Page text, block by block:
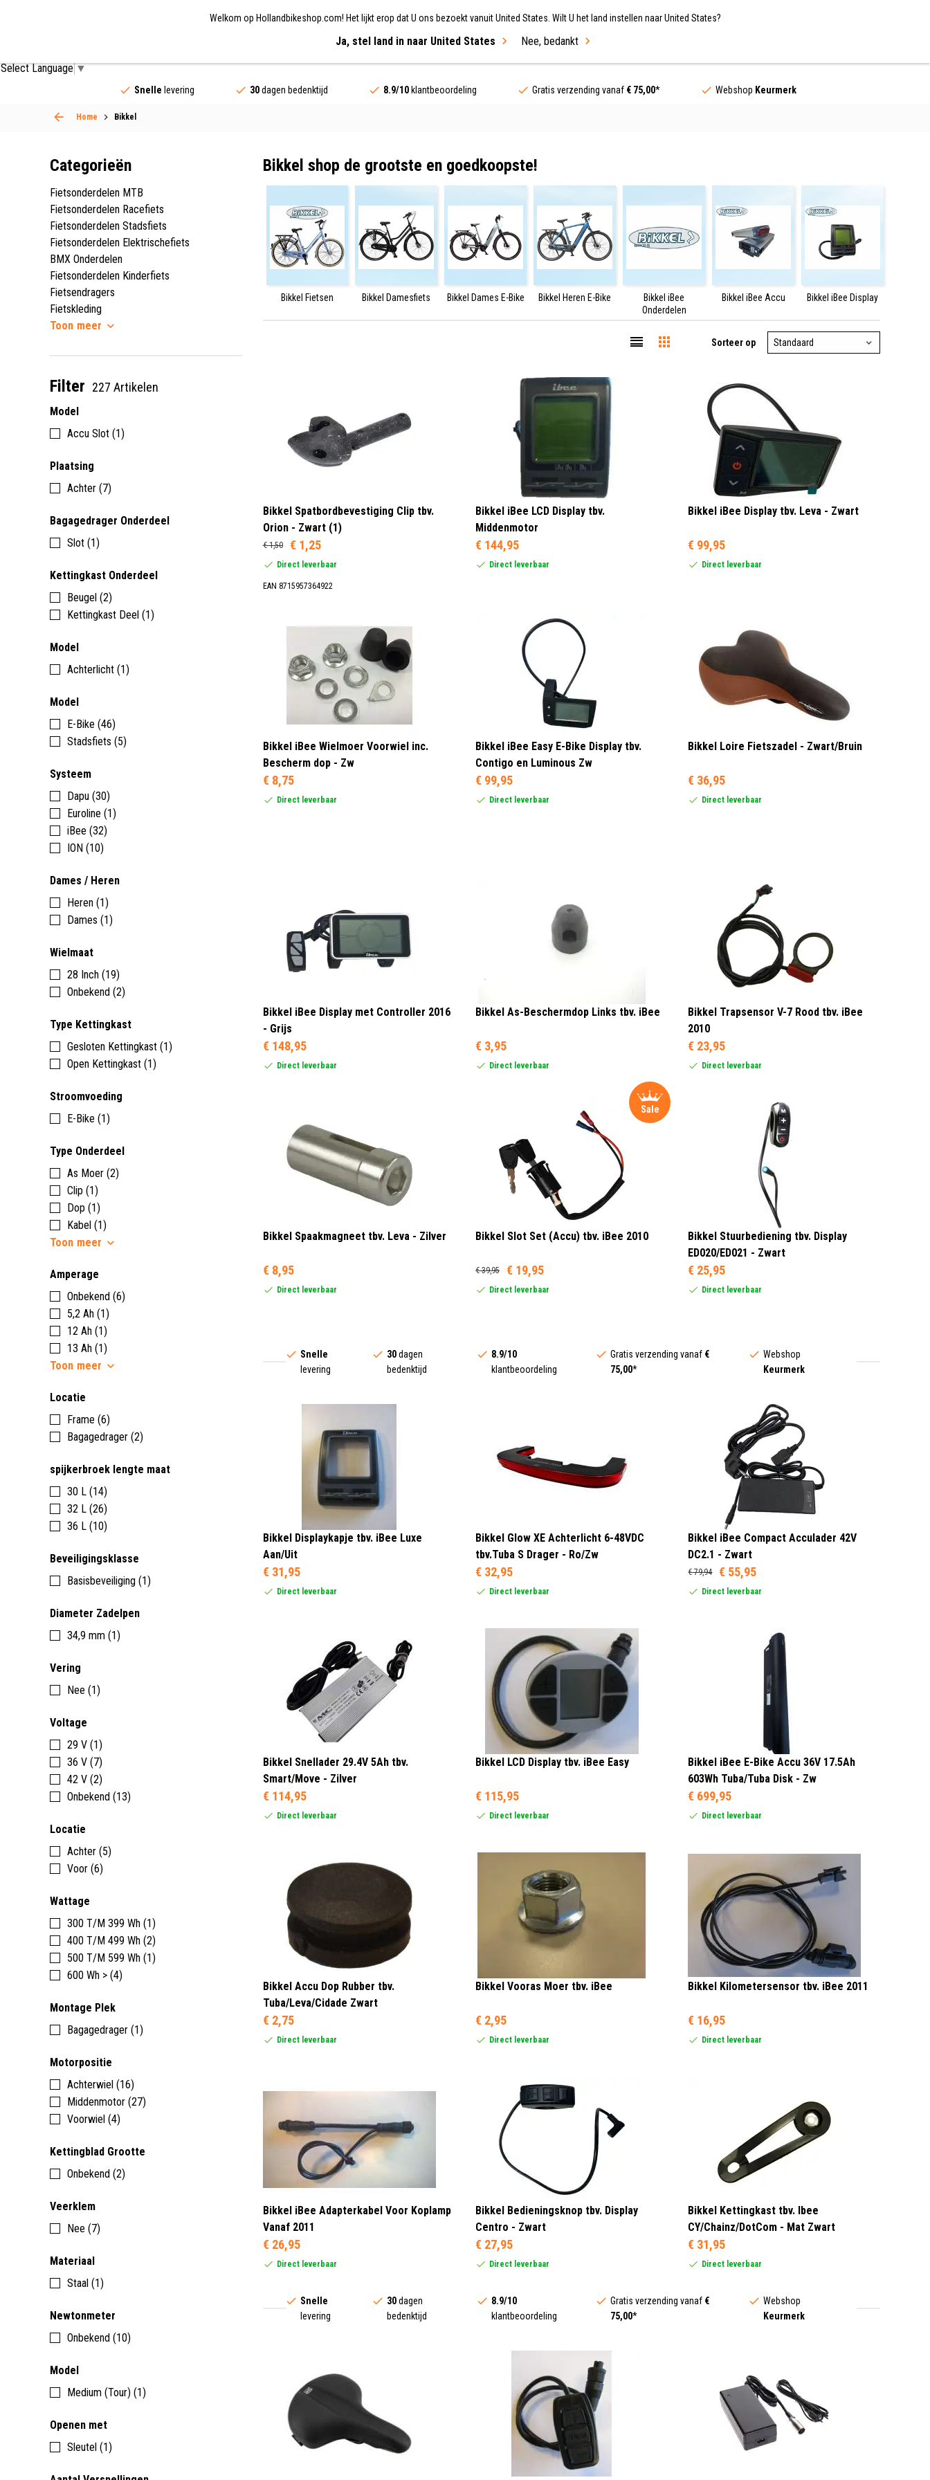
Nederland / EUR
Fietsen Merken Sale
Select Language▼
Welkom op Hollandbikeshop.com! Het lijkt erop dat U ons bezoekt vanuit United States. Wilt U het land instellen naar United States?
Ja, stel land in naar United States Nee, bedankt
Snelle levering 30dagen bedenktijd 8.9/10klantbeoordeling Gratis verzending vanaf € 75,00* Webshop Keurmerk
Home Bikkel
Categorieën
Fietsonderdelen MTB
Fietsonderdelen Racefiets
Fietsonderdelen Stadsfiets
Fietsonderdelen Elektrischefiets
BMX Onderdelen
Fietsonderdelen Kinderfiets
Fietsendragers
Fietskleding
Toon meer
Filter 227 Artikelen
Model
Accu Slot (1)
Plaatsing
Achter (7)
Bagagedrager Onderdeel
Slot (1)
Kettingkast Onderdeel
Beugel (2)
Kettingkast Deel (1)
Model
Achterlicht (1)
Model
E-Bike (46)
Stadsfiets (5)
Systeem
Dapu (30)
Euroline (1)
iBee (32)
ION (10)
Dames / Heren
Heren (1)
Dames (1)
Wielmaat
28 Inch (19)
Onbekend (2)
Type Kettingkast
Gesloten Kettingkast (1)
Open Kettingkast (1)
Stroomvoeding
E-Bike (1)
Type Onderdeel
As Moer (2)
Clip (1)
Dop (1)
Kabel (1)
Toon meer
Amperage
Onbekend (6)
5,2 Ah (1)
12 Ah (1)
13 Ah (1)
Toon meer
Locatie
Frame (6)
Bagagedrager (2)
spijkerbroek lengte maat
30 L (14)
32 L (26)
36 L (10)
Beveiligingsklasse
Basisbeveiliging (1)
Diameter Zadelpen
34,9 mm (1)
Vering
Nee (1)
Voltage
29 V (1)
36 V (7)
42 V (2)
Onbekend (13)
Locatie
Achter (5)
Voor (6)
Wattage
300 T/M 399 Wh (1)
400 T/M 499 Wh (2)
500 T/M 599 Wh (1)
600 Wh > (4)
Montage Plek
Bagagedrager (1)
Motorpositie
Achterwiel (16)
Middenmotor (27)
Voorwiel (4)
Kettingblad Grootte
Onbekend (2)
Veerklem
Nee (7)
Materiaal
Staal (1)
Newtonmeter
Onbekend (10)
Model
Medium (Tour) (1)
Openen met
Sleutel (1)
Bikkel shop de grootste en goedkoopste!
Bikkel Fietsen Bikkel Damesfiets Bikkel Dames E-Bike Bikkel Heren E-Bike
Bikkel iBee
Onderdelen
Bikkel iBee Accu Bikkel iBee Display
Sorteer op
Bikkel Spatbordbevestiging Clip tbv.
Orion - Zwart (1)
€ 1,50 € 1,25
Direct leverbaar
EAN 8715957364922
Bikkel iBee LCD Display tbv.
Middenmotor
€ 144,95
Direct leverbaar
Bikkel iBee Display tbv. Leva - Zwart
€ 99,95
Direct leverbaar
Bikkel iBee Wielmoer Voorwiel inc.
Bescherm dop - Zw
€ 8,75
Direct leverbaar
Bikkel iBee Easy E-Bike Display tbv.
Contigo en Luminous Zw
€ 99,95
Direct leverbaar
Bikkel Loire Fietszadel - Zwart/Bruin
€ 36,95
Direct leverbaar
Bikkel iBee Display met Controller 2016
- Grijs
€ 148,95
Direct leverbaar
Bikkel As-Beschermdop Links tbv. iBee
€ 3,95
Direct leverbaar
Bikkel Trapsensor V-7 Rood tbv. iBee
2010
€ 23,95
Direct leverbaar
Bikkel Spaakmagneet tbv. Leva - Zilver
€ 8,95
Direct leverbaar
Sale
Bikkel Slot Set (Accu) tbv. iBee 2010
€ 39,95 € 19,95
Direct leverbaar
Bikkel Stuurbediening tbv. Display
ED020/ED021 - Zwart
€ 25,95
Direct leverbaar
Snelle
levering
30dagen
bedenktijd
8.9/10
klantbeoordeling
Gratis verzending vanaf €
75,00*
Webshop
Keurmerk
Bikkel Displaykapje tbv. iBee Luxe
Aan/Uit
€ 31,95
Direct leverbaar
Bikkel Glow XE Achterlicht 6-48VDC
tbv.Tuba S Drager - Ro/Zw
€ 32,95
Direct leverbaar
Bikkel iBee Compact Acculader 42V
DC2.1 - Zwart
€ 79,94 € 55,95
Direct leverbaar
Bikkel Snellader 29.4V 5Ah tbv.
Smart/Move - Zilver
€ 114,95
Direct leverbaar
Bikkel LCD Display tbv. iBee Easy
€ 115,95
Direct leverbaar
Bikkel iBee E-Bike Accu 36V 17.5Ah
603Wh Tuba/Tuba Disk - Zw
€ 699,95
Direct leverbaar
Bikkel Accu Dop Rubber tbv.
Tuba/Leva/Cidade Zwart
€ 2,75
Direct leverbaar
Bikkel Vooras Moer tbv. iBee
€ 2,95
Direct leverbaar
Bikkel Kilometersensor tbv. iBee 2011
€ 16,95
Direct leverbaar
Bikkel iBee Adapterkabel Voor Koplamp
Vanaf 2011
€ 26,95
Direct leverbaar
Bikkel Bedieningsknop tbv. Display
Centro - Zwart
€ 27,95
Direct leverbaar
Bikkel Kettingkast tbv. Ibee
CY/Chainz/DotCom - Mat Zwart
€ 31,95
Direct leverbaar
Snelle
levering
30dagen
bedenktijd
8.9/10
klantbeoordeling
Gratis verzending vanaf €
75,00*
Webshop
Keurmerk